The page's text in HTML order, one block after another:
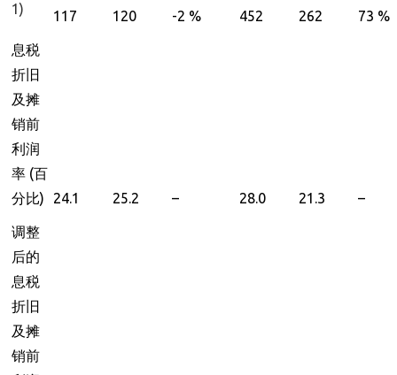
1)
117 120 -2 % 452 262 73 %
息税
折旧
及摊
销前
利润
率(百
分比) 24.1 25.2 – 28.0 21.3 –
调整
后的
息税
折旧
及摊
销前